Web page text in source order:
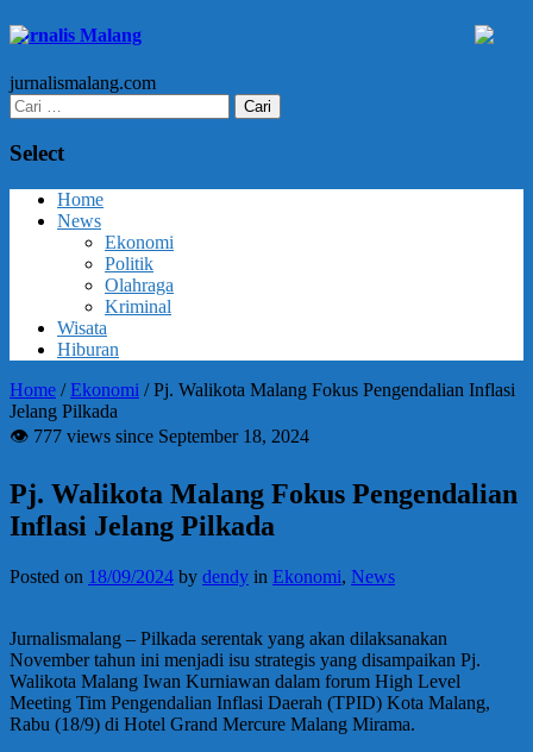
Jurnalis Malang
jurnalismalang.com
Cari
untuk:
Select
Home
News
Ekonomi
Politik
Olahraga
Kriminal
Wisata
Hiburan
Home /Ekonomi /Pj. Walikota Malang Fokus Pengendalian Inflasi
Jelang Pilkada
👁 777 views since September 18, 2024
Pj. Walikota Malang Fokus Pengendalian
Inflasi Jelang Pilkada
Posted on 18/09/2024 by dendy in Ekonomi, News
Jurnalismalang – Pilkada serentak yang akan dilaksanakan
November tahun ini menjadi isu strategis yang disampaikan Pj.
Walikota Malang Iwan Kurniawan dalam forum High Level
Meeting Tim Pengendalian Inflasi Daerah (TPID) Kota Malang,
Rabu (18/9) di Hotel Grand Mercure Malang Mirama.